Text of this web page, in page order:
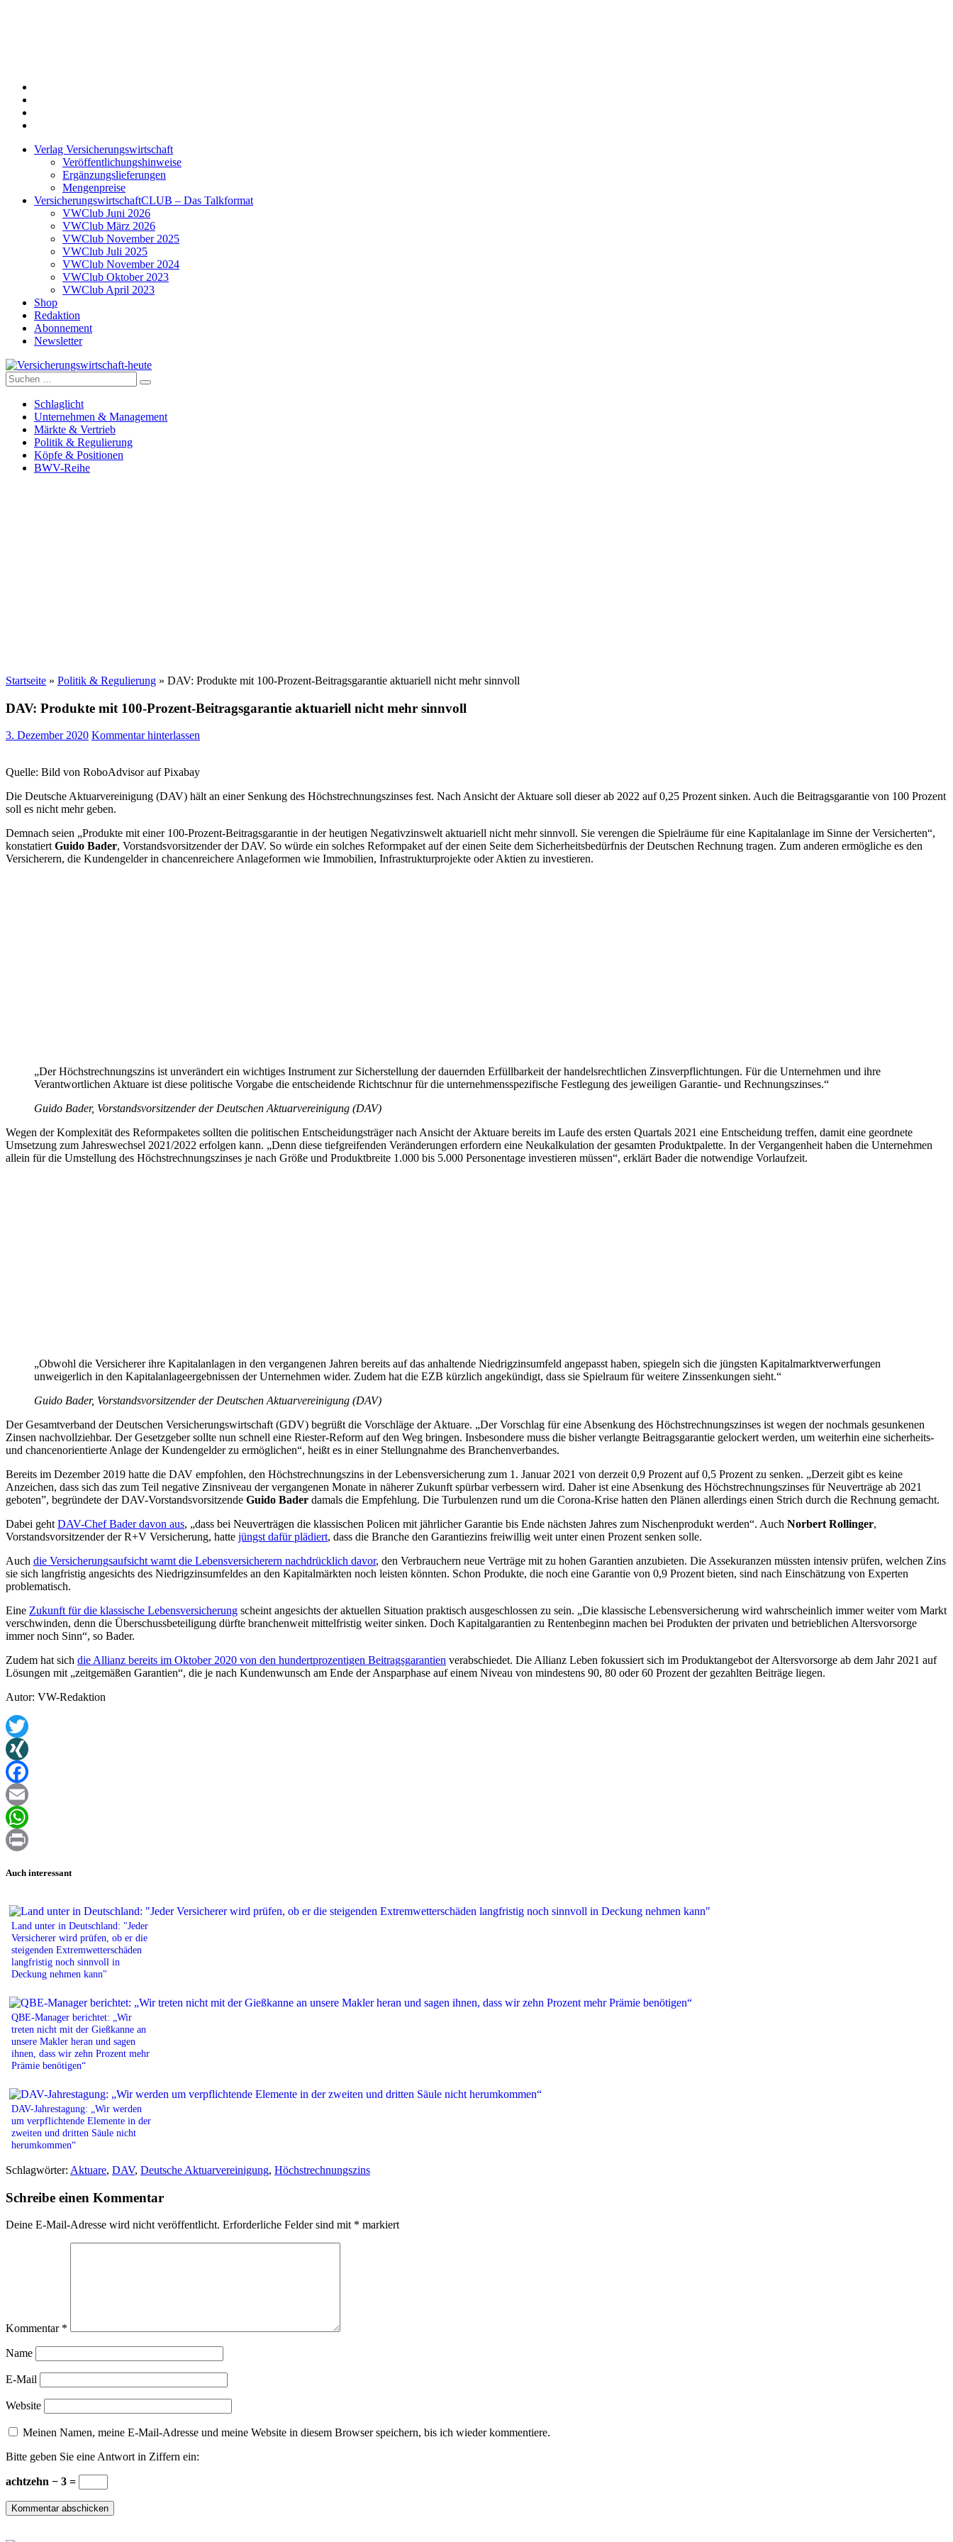
Verlag Versicherungswirtschaft
Veröffentlichungshinweise
Ergänzungslieferungen
Mengenpreise
VersicherungswirtschaftCLUB – Das Talkformat
VWClub Juni 2026
VWClub März 2026
VWClub November 2025
VWClub Juli 2025
VWClub November 2024
VWClub Oktober 2023
VWClub April 2023
Shop
Redaktion
Abonnement
Newsletter
Versicherungswirtschaft-heute
Suche
nach:
Schlaglicht
Unternehmen & Management
Märkte & Vertrieb
Politik & Regulierung
Köpfe & Positionen
BWV-Reihe
Startseite » Politik & Regulierung » DAV: Produkte mit 100-Prozent-Beitragsgarantie aktuariell nicht mehr sinnvoll
DAV: Produkte mit 100-Prozent-Beitragsgarantie aktuariell nicht mehr sinnvoll
3. Dezember 2020 Kommentar hinterlassen
Quelle: Bild von RoboAdvisor auf Pixabay
Die Deutsche Aktuarvereinigung (DAV) hält an einer Senkung des Höchstrechnungszinses fest. Nach Ansicht der Aktuare soll dieser ab 2022 auf 0,25 Prozent sinken. Auch die Beitragsgarantie von 100 Prozent
soll es nicht mehr geben.
Demnach seien „Produkte mit einer 100-Prozent-Beitragsgarantie in der heutigen Negativzinswelt aktuariell nicht mehr sinnvoll. Sie verengen die Spielräume für eine Kapitalanlage im Sinne der Versicherten“,
konstatiertGuido Bader, Vorstandsvorsitzender der DAV. So würde ein solches Reformpaket auf der einen Seite dem Sicherheitsbedürfnis der Deutschen Rechnung tragen. Zum anderen ermögliche es den
Versicherern, die Kundengelder in chancenreichere Anlageformen wie Immobilien, Infrastrukturprojekte oder Aktien zu investieren.
„Der Höchstrechnungszins ist unverändert ein wichtiges Instrument zur Sicherstellung der dauernden Erfüllbarkeit der handelsrechtlichen Zinsverpflich­tungen. Für die Unternehmen und ihre
Verantwortlichen Aktuare ist diese politische Vorgabe die entscheidende Richtschnur für die unternehmensspezifische Festlegung des jeweiligen Garantie- und Rechnungszinses.“
Guido Bader, Vorstandsvorsitzender der Deutschen Aktuarvereinigung (DAV)
Wegen der Komplexität des Reformpaketes sollten die politischen Entscheidungsträger nach Ansicht der Aktuare bereits im Laufe des ersten Quartals 2021 eine Entscheidung treffen, damit eine geordnete
Umsetzung zum Jahreswechsel 2021/2022 erfolgen kann. „Denn diese tiefgreifenden Veränderungen erfordern eine Neukalkulation der gesamten Produktpalette. In der Vergangenheit haben die Unternehmen
allein für die Umstellung des Höchstrechnungszinses je nach Größe und Produktbreite 1.000 bis 5.000 Personentage investieren müssen“, erklärt Bader die notwendige Vorlaufzeit.
„Obwohl die Versicherer ihre Kapitalanlagen in den vergangenen Jahren bereits auf das anhaltende Niedrigzinsumfeld angepasst haben, spiegeln sich die jüngsten Kapitalmarktverwerfungen
unweigerlich in den Kapitalanlageergebnissen der Unternehmen wider. Zudem hat die EZB kürzlich angekündigt, dass sie Spielraum für weitere Zinssenkungen sieht.“
Guido Bader, Vorstandsvorsitzender der Deutschen Aktuarvereinigung (DAV)
Der Gesamtverband der Deutschen Versicherungswirtschaft (GDV) begrüßt die Vorschläge der Aktuare. „Der Vorschlag für eine Absenkung des Höchstrechnungszinses ist wegen der nochmals gesunkenen
Zinsen nachvollziehbar. Der Gesetzgeber sollte nun schnell eine Riester-Reform auf den Weg bringen. Insbesondere muss die bisher verlangte Beitragsgarantie gelockert werden, um weiterhin eine sicherheits-
und chancenorientierte Anlage der Kundengelder zu ermöglichen“, heißt es in einer Stellungnahme des Branchenverbandes.
Bereits im Dezember 2019 hatte die DAV empfohlen, den Höchstrechnungszins in der Lebensversicherung zum 1. Januar 2021 von derzeit 0,9 Prozent auf 0,5 Prozent zu senken. „Derzeit gibt es keine
Anzeichen, dass sich das zum Teil negative Zinsniveau der vergangenen Monate in näherer Zukunft spürbar verbessern wird. Daher ist eine Absenkung des Höchstrechnungszinses für Neuverträge ab 2021
geboten”, begründete der DAV-Vorstandsvorsitzende Guido Bader damals die Empfehlung. Die Turbulenzen rund um die Corona-Krise hatten den Plänen allerdings einen Strich durch die Rechnung gemacht.
Dabei gehtDAV-Chef Bader davon aus, „dass bei Neuverträgen die klassischen Policen mit jährlicher Garantie bis Ende nächsten Jahres zum Nischenprodukt werden“. Auch Norbert Rollinger,
Vorstandsvorsitzender der R+V Versicherung, hatte jüngst dafür plädiert, dass die Branche den Garantiezins freiwillig weit unter einen Prozent senken solle.
Auch die Versicherungsaufsicht warnt die Lebensversicherern nachdrücklich davor, den Verbrauchern neue Verträge mit zu hohen Garantien anzubieten. Die Assekuranzen müssten intensiv prüfen, welchen Zins
sie sich langfristig angesichts des Niedrigzinsumfeldes an den Kapitalmärkten noch leisten könnten. Schon Produkte, die noch eine Garantie von 0,9 Prozent bieten, sind nach Einschätzung von Experten
problematisch.
Eine Zukunft für die klassische Lebensversicherung scheint angesichts der aktuellen Situation praktisch ausgeschlossen zu sein. „Die klassische Lebensversicherung wird wahrscheinlich immer weiter vom Markt
verschwinden, denn die Überschussbeteiligung dürfte branchenweit mittelfristig weiter sinken. Doch Kapitalgarantien zu Rentenbeginn machen bei Produkten der privaten und betrieblichen Altersvorsorge
immer noch Sinn“, so Bader.
Zudem hat sich die Allianz bereits im Oktober 2020 von den hundertprozentigen Beitragsgarantien verabschiedet. Die Allianz Leben fokussiert sich im Produktangebot der Altersvorsorge ab dem Jahr 2021 auf
Lösungen mit „zeitgemäßen Garantien“, die je nach Kundenwunsch am Ende der Ansparphase auf einem Niveau von mindestens 90, 80 oder 60 Prozent der gezahlten Beiträge liegen.
Autor: VW-Redaktion
Twitter
XING
Facebook
Email
WhatsApp
Auch interessant
Land unter in Deutschland: "Jeder
Versicherer wird prüfen, ob er die
steigenden Extremwetterschäden
langfristig noch sinnvoll in
Deckung nehmen kann"
QBE-Manager berichtet: „Wir
treten nicht mit der Gießkanne an
unsere Makler heran und sagen
ihnen, dass wir zehn Prozent mehr
Prämie benötigen“
DAV-Jahrestagung: „Wir werden
um verpflichtende Elemente in der
zweiten und dritten Säule nicht
herumkommen“
Schlagwörter: Aktuare, DAV, Deutsche Aktuarvereinigung, Höchstrechnungszins
Schreibe einen Kommentar
Deine E-Mail-Adresse wird nicht veröffentlicht. Erforderliche Felder sind mit * markiert
Kommentar *
Name
E-Mail
Website
Meinen Namen, meine E-Mail-Adresse und meine Website in diesem Browser speichern, bis ich wieder kommentiere.
Bitte geben Sie eine Antwort in Ziffern ein:
achtzehn − 3 =